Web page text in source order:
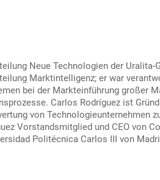
Neue Technologien der Uralita-
Marktintelligenz; er war
bei der Markteinführung großer
Carlos Rodríguez ist
von Technologieunternehmen
Vorstandsmitglied und CEO von
Politécnica Carlos III von